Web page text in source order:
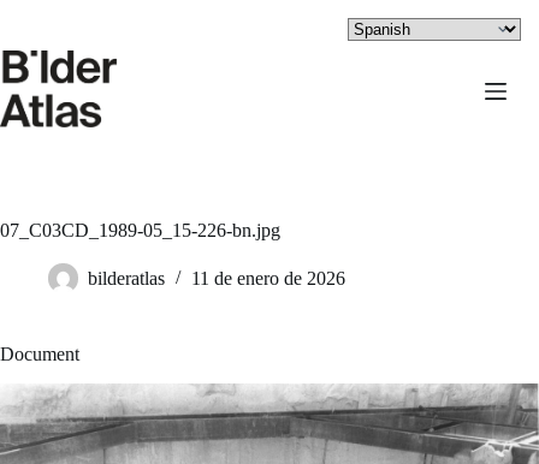
contenido
07_C03CD_1989-05_15-226-bn.jpg
bilderatlas 11 de enero de 2026
Document